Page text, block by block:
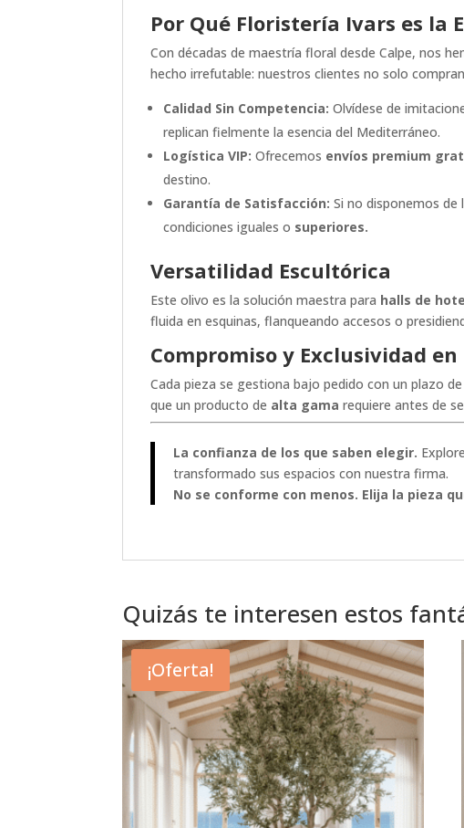
Por Qué Floristería Ivars es la
Con décadas de maestría floral desde Calpe, nos
hecho irrefutable: nuestros clientes no solo
Calidad Sin Competencia: Olvídese de
replican fielmente la esencia del Mediterráneo.
Logística VIP: Ofrecemos envíos premium
destino.
Garantía de Satisfacción: Si no disponemos
condiciones iguales o superiores.
Versatilidad Escultórica
Este olivo es la solución maestra para halls de
fluida en esquinas, flanqueando accesos o
Compromiso y Exclusividad
Cada pieza se gestiona bajo pedido con un plazo
que un producto de alta gama requiere antes de
La confianza de los que saben elegir.
transformado sus espacios con nuestra firma.
No se conforme con menos. Elija la pieza
Quizás te interesen estos
¡Oferta!